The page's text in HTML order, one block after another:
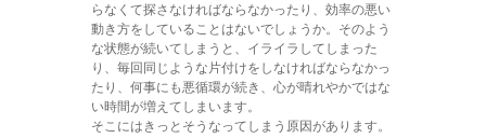
らなくて探さなければならなかったり、効率の悪い
動き方をしていることはないでしょうか。そのよう
な状態が続いてしまうと、イライラしてしまった
り、毎回同じような片付けをしなければならなかっ
たり、何事にも悪循環が続き、心が晴れやかではな
い時間が増えてしまいます。
そこにはきっとそうなってしまう原因があります。